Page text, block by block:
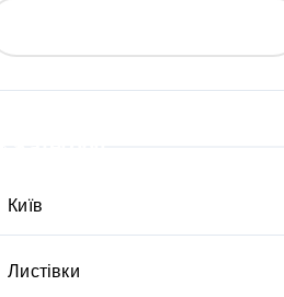
Києва
подачі документів
підприємств
antap.com.ua
Київ
Листівки